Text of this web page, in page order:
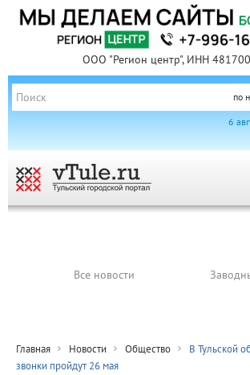
ООО "Регион центр", ИНН
по
6
Все новости
Главная Новости Общество
В Тульской
звонки пройдут 26 мая